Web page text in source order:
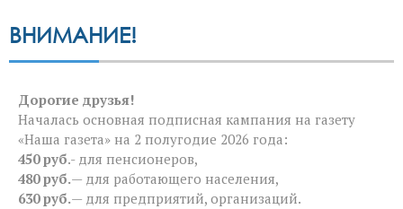
ВНИМАНИЕ!
Дорогие друзья!
Началась основная подписная кампания на газету
«Наша газета» на 2 полугодие 2026 года:
450 руб.- для пенсионеров,
480 руб.— для работающего населения,
630 руб.— для предприятий, организаций.